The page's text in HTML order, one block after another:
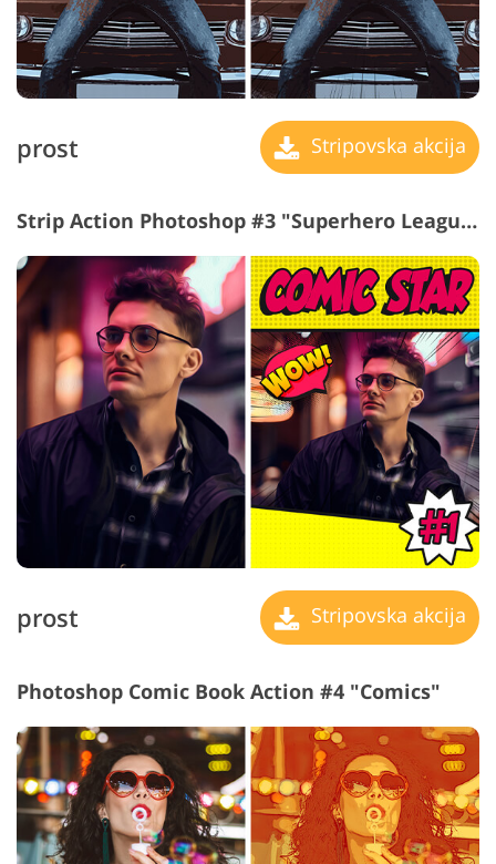
prost Stripovska akcija
Strip Action Photoshop #3 "Superhero League"
prost Stripovska akcija
Photoshop Comic Book Action #4 "Comics"